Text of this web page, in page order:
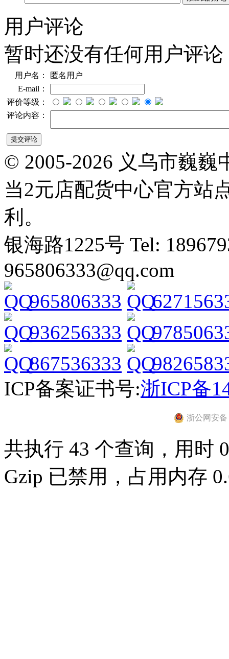
用户评论
暂时还没有任何用户评论
用户名：
匿名用户
E-mail：
评价等级：
评论内容：
© 2005-2026 义乌市巍
当2元店配货中心官方站
利。
银海路1225号 Tel:
965806333@qq.com
965806333
936256333
867536333
ICP备案证书号:浙ICP备
浙公网安备
共执行 43 个查询，用时
Gzip 已禁用，占用内存